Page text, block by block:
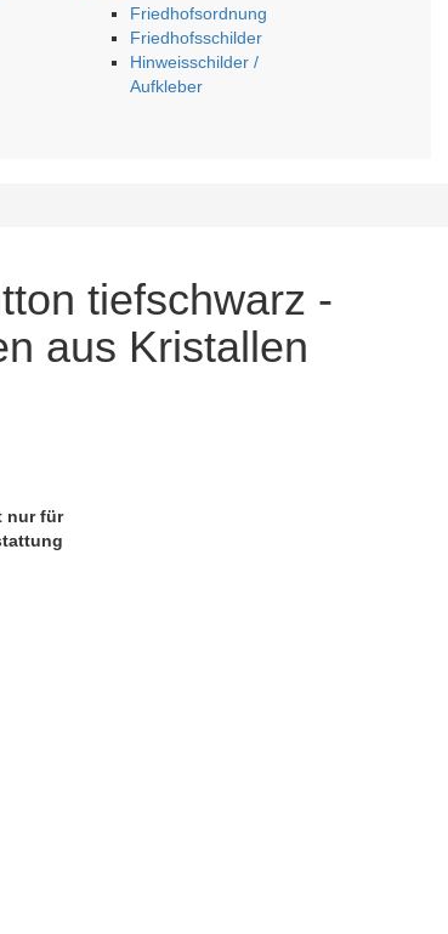
Friedhofsordnung
Friedhofsschilder
Hinweisschilder /
Aufkleber
tiefschwarz -
aus Kristallen
nur für